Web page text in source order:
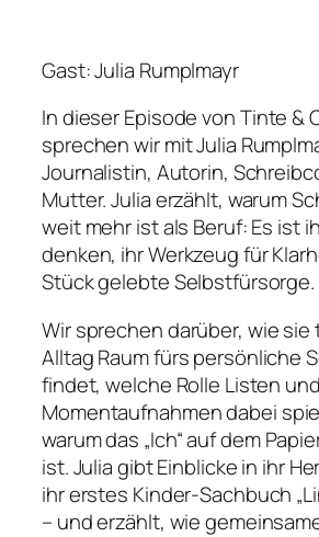
Gast: Julia Rumplmayr
In dieser Episode vonTinte &
sprechen wir mit Julia
Journalistin, Autorin,
Mutter. Julia erzählt, warum
weit mehr ist als Beruf: Es ist
denken, ihr Werkzeug für
Stück gelebte Selbstfürsorge.
Wir sprechen darüber, wie
Alltag Raum fürs persönliche
findet, welche Rolle Listen und
Momentaufnahmen dabei
warum das „Ich“ auf dem
ist. Julia gibt Einblicke in ihr
ihr erstes Kinder-Sachbuch
– und erzählt, wie